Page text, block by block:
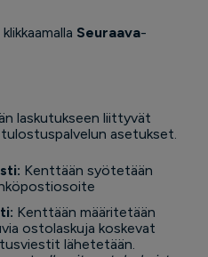
Seuraava-
laskutukseen liittyvät
asetukset.
Kenttään syötetään
Kenttään määritetään
ostolaskuja koskevat
lähetetään.